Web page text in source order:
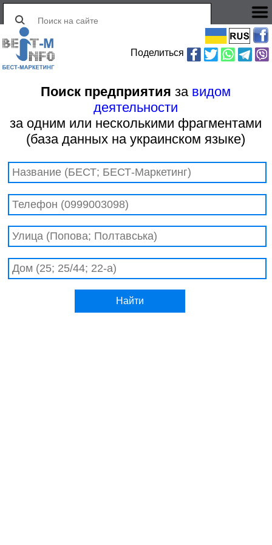
Поделиться
Поиск предприятия за видом
деятельности
за одним или несколькими фрагментами
(база данных на украинском языке)